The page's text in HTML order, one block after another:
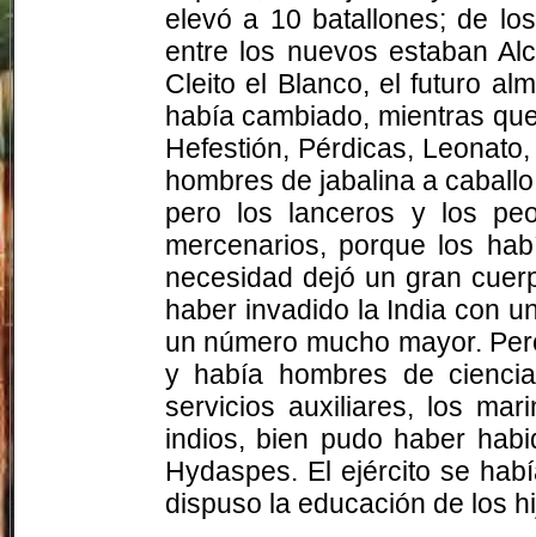
elevó a 10 batallones; de
entre los nuevos estaban
Cleito el Blanco, el futuro
había cambiado, mientras
Hefestión, Pérdicas, Leonato
hombres de jabalina a
pero los lanceros y los
mercenarios, porque los
necesidad dejó un gran
haber invadido la India con
un número mucho mayor.
y había hombres de
servicios auxiliares, los
indios, bien pudo haber
Hydaspes. El ejército se
dispuso la educación de los